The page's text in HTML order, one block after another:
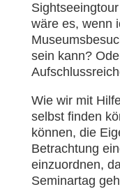
wäre es, wenn
sein kann?
Wie wir mit
selbst finden
können, die
Betrachtung
einzuordnen,
Seminartag